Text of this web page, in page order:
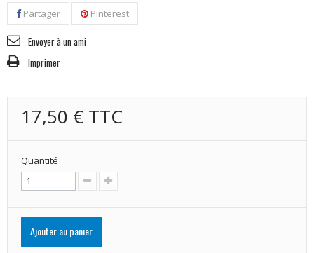
Partager Pinterest
Envoyer à un ami
Imprimer
17,50 € TTC
Quantité
Ajouter au panier